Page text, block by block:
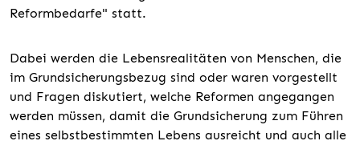
Reformbedarfe" statt.
Dabei werden die Lebensrealitäten von Menschen, die
im Grundsicherungsbezug sind oder waren vorgestellt
und Fragen diskutiert, welche Reformen angegangen
werden müssen, damit die Grundsicherung zum Führen
eines selbstbestimmten Lebens ausreicht und auch alle